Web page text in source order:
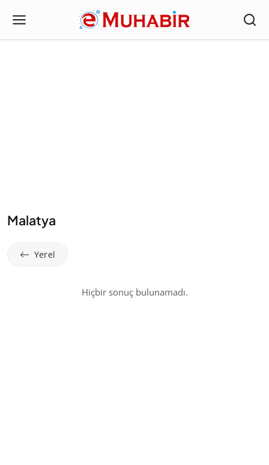
Malatya
Yerel
Hiçbir sonuç bulunamadı.